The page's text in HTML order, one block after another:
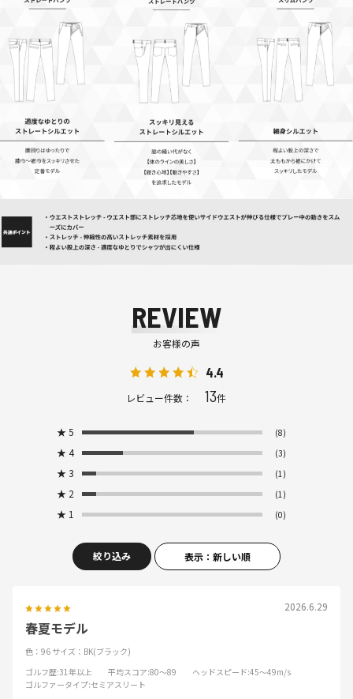
REVIEW
お客様の声
4.4
レビュー件数： 13件
★ 5 (8)
★ 4 (3)
★ 3 (1)
★ 2 (1)
★ 1 (0)
絞り込み 表示：新しい順
2026.6.29
春夏モデル
色：96 サイズ：BK(ブラック)
ゴルフ歴:31年以上 平均スコア:80～89 ヘッドスピード:45～49m/s
ゴルファータイプ:セミアスリート